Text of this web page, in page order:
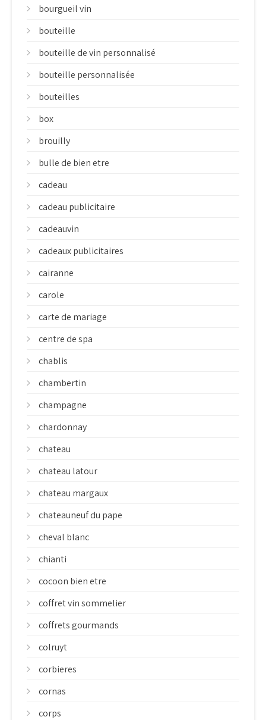
bourgueil vin
bouteille
bouteille de vin personnalisé
bouteille personnalisée
bouteilles
box
brouilly
bulle de bien etre
cadeau
cadeau publicitaire
cadeauvin
cadeaux publicitaires
cairanne
carole
carte de mariage
centre de spa
chablis
chambertin
champagne
chardonnay
chateau
chateau latour
chateau margaux
chateauneuf du pape
cheval blanc
chianti
cocoon bien etre
coffret vin sommelier
coffrets gourmands
colruyt
corbieres
cornas
corps